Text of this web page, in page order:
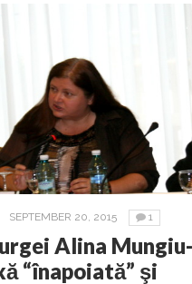
SEPTEMBER 20, 2015 1
Alina
“înapoiată” şi